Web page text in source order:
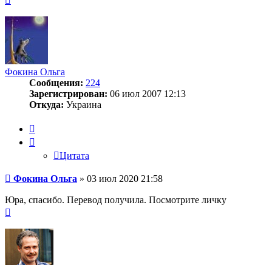
началу
Фокина Ольга
Сообщения: 224
Зарегистрирован: 06 июл 2007 12:13
Откуда: Украина
Цитата
Сообщение
Фокина Ольга » 03 июл 2020 21:58
Юра, спасибо. Перевод получила. Посмотрите личку
началу